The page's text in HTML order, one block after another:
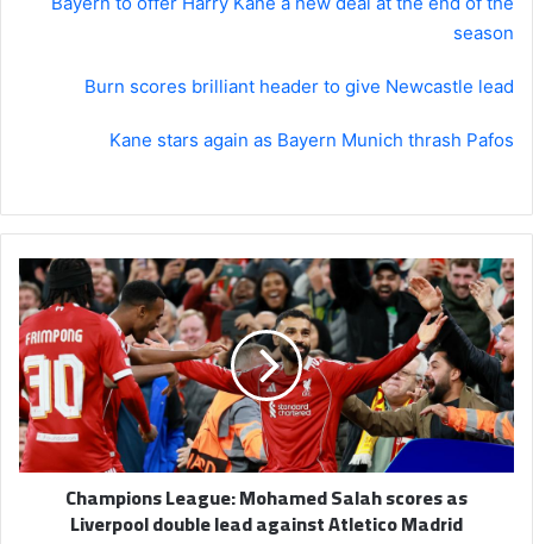
season
Burn scores brilliant header to give Newcastle lead
Kane stars again as Bayern Munich thrash Pafos
Champions
League:
Mohamed
Salah
scores
as
Liverpool
double
lead
against
Atletico
Champions League: Mohamed Salah scores as
Liverpool double lead against Atletico Madrid